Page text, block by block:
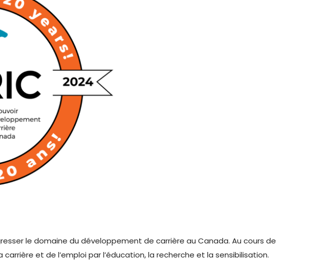
le domaine du développement de carrière au Canada. Au cours de
et de l’emploi par l’éducation, la recherche et la sensibilisation.